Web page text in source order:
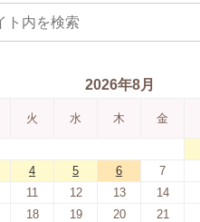
2026年8月
火 水 木 金
4 5 6 7
11 12 13 14
18 19 20 21